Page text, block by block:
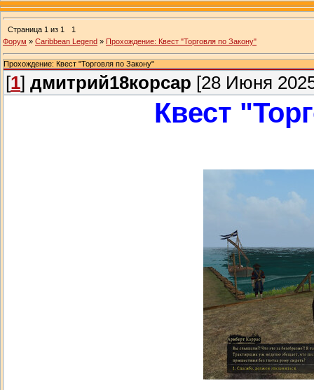
Страница 1 из 1
1
Форум » Caribbean Legend » Прохождение: Квест "Торговля по Закону"
Прохождение: Квест "Торговля по Закону"
[1] дмитрий18корсар [28 Июня
Квест